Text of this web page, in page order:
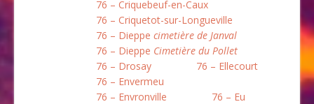
76 – Criquebeuf-en-Caux
76 – Criquetot-sur-Longueville
76 – Dieppe cimetière de Janval
76 – Dieppe Cimetière du Pollet
76 – Drosay
76 – Ellecourt
76 – Envermeu
76 – Envronville
76 – Eu